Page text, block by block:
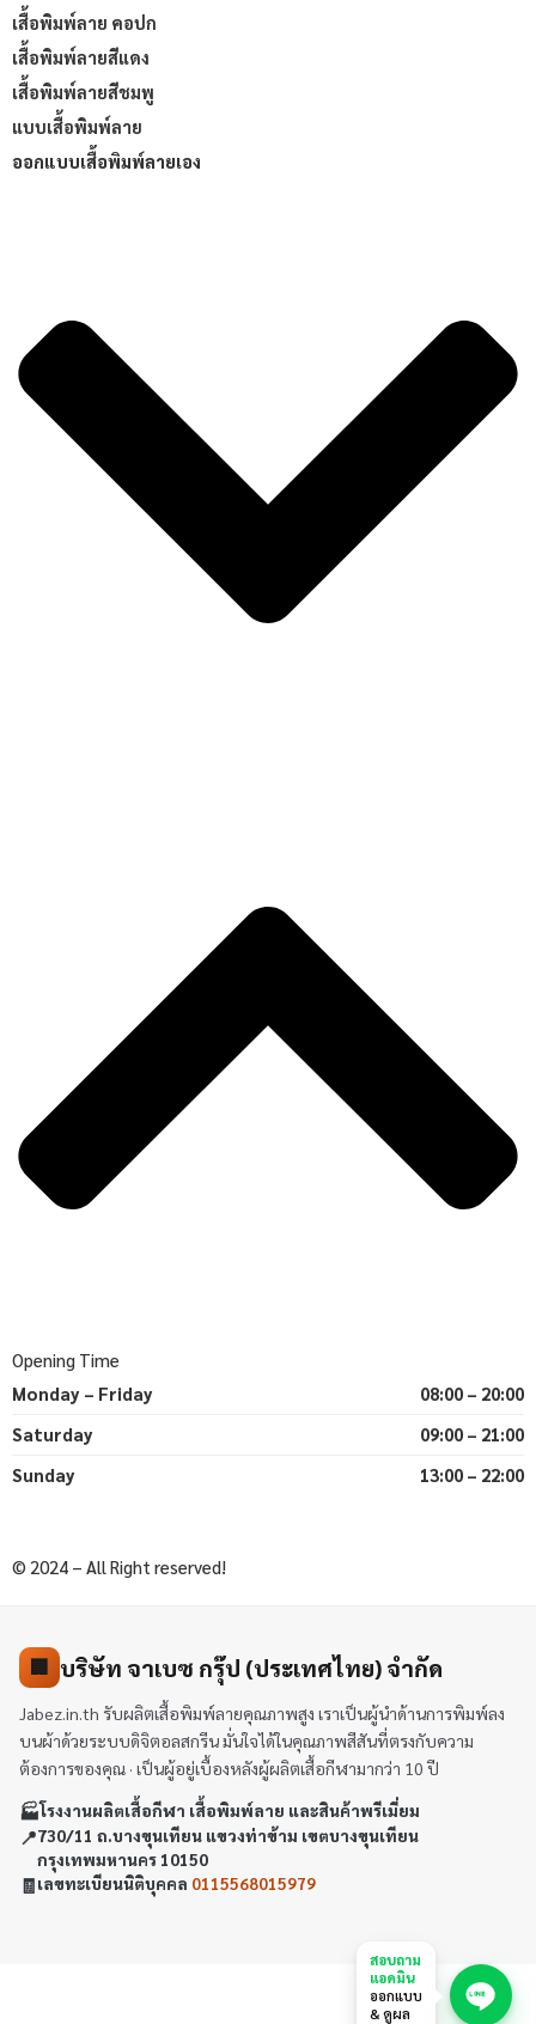
เสื้อพิมพ์ลาย คอปก
เสื้อพิมพ์ลายสีแดง
เสื้อพิมพ์ลายสีชมพู
แบบเสื้อพิมพ์ลาย
ออกแบบเสื้อพิมพ์ลายเอง
Opening Time
Monday – Friday
08:00 – 20:00
Saturday
09:00 – 21:00
Sunday
13:00 – 22:00
© 2024 – All Right reserved!
🏢 บริษัท จาเบซ กรุ๊ป (ประเทศไทย) จำกัด
Jabez.in.th รับผลิตเสื้อพิมพ์ลายคุณภาพสูง เราเป็นผู้นำด้านการพิมพ์ลง
บนผ้าด้วยระบบดิจิตอลสกรีน มั่นใจได้ในคุณภาพสีสันที่ตรงกับความ
ต้องการของคุณ · เป็นผู้อยู่เบื้องหลังผู้ผลิตเสื้อกีฬามากว่า 10 ปี
🏭โรงงานผลิตเสื้อกีฬา เสื้อพิมพ์ลาย และสินค้าพรีเมี่ยม
📍730/11 ถ.บางขุนเทียน แขวงท่าข้าม เขตบางขุนเทียน
กรุงเทพมหานคร 10150
🧾เลขทะเบียนนิติบุคคล 0115568015979
สอบถาม
แอดมิน
ออกแบบ
& ดูผล